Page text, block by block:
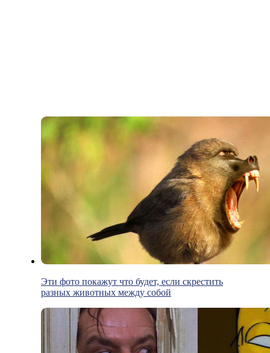
Эти фото покажут что будет, если скрестить
разных животных между собой